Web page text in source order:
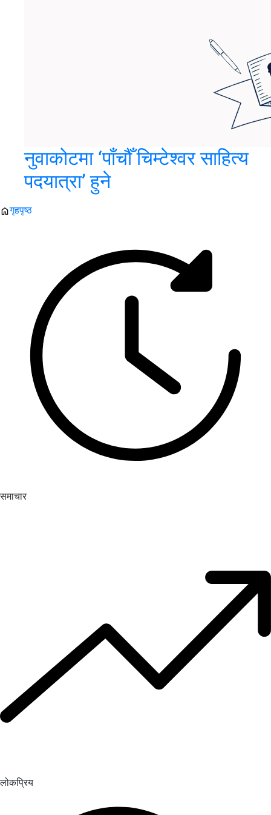
नुवाकोटमा ‘पाँचौँ चिम्टेश्वर साहित्य
पदयात्रा’ हुने
गृहपृष्ठ
समाचार
लोकप्रिय